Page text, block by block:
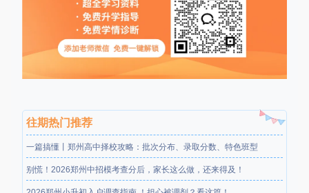
往期热门推荐
一篇搞懂丨郑州高中择校攻略：批次分布、录取分数、特色班型
别慌！2026郑州中招模考查分后，家长这么做，还来得及！